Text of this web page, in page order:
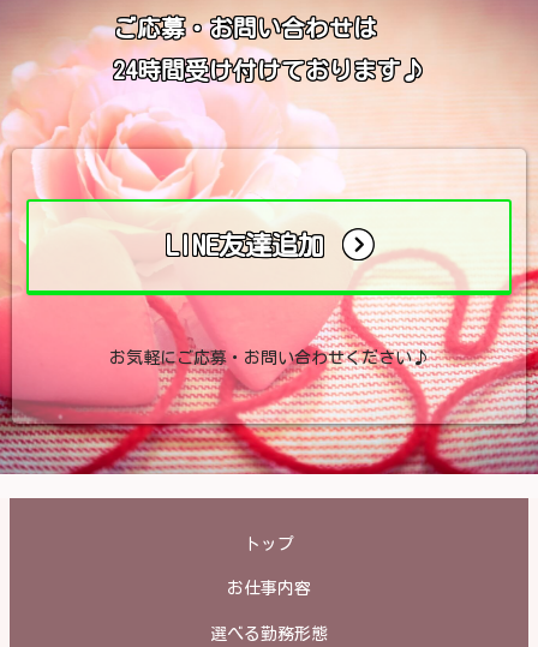
ご応募・お問い合わせは
24時間受け付けております♪
LINE友達追加
お気軽にご応募・お問い合わせください♪
トップ
お仕事内容
選べる勤務形態